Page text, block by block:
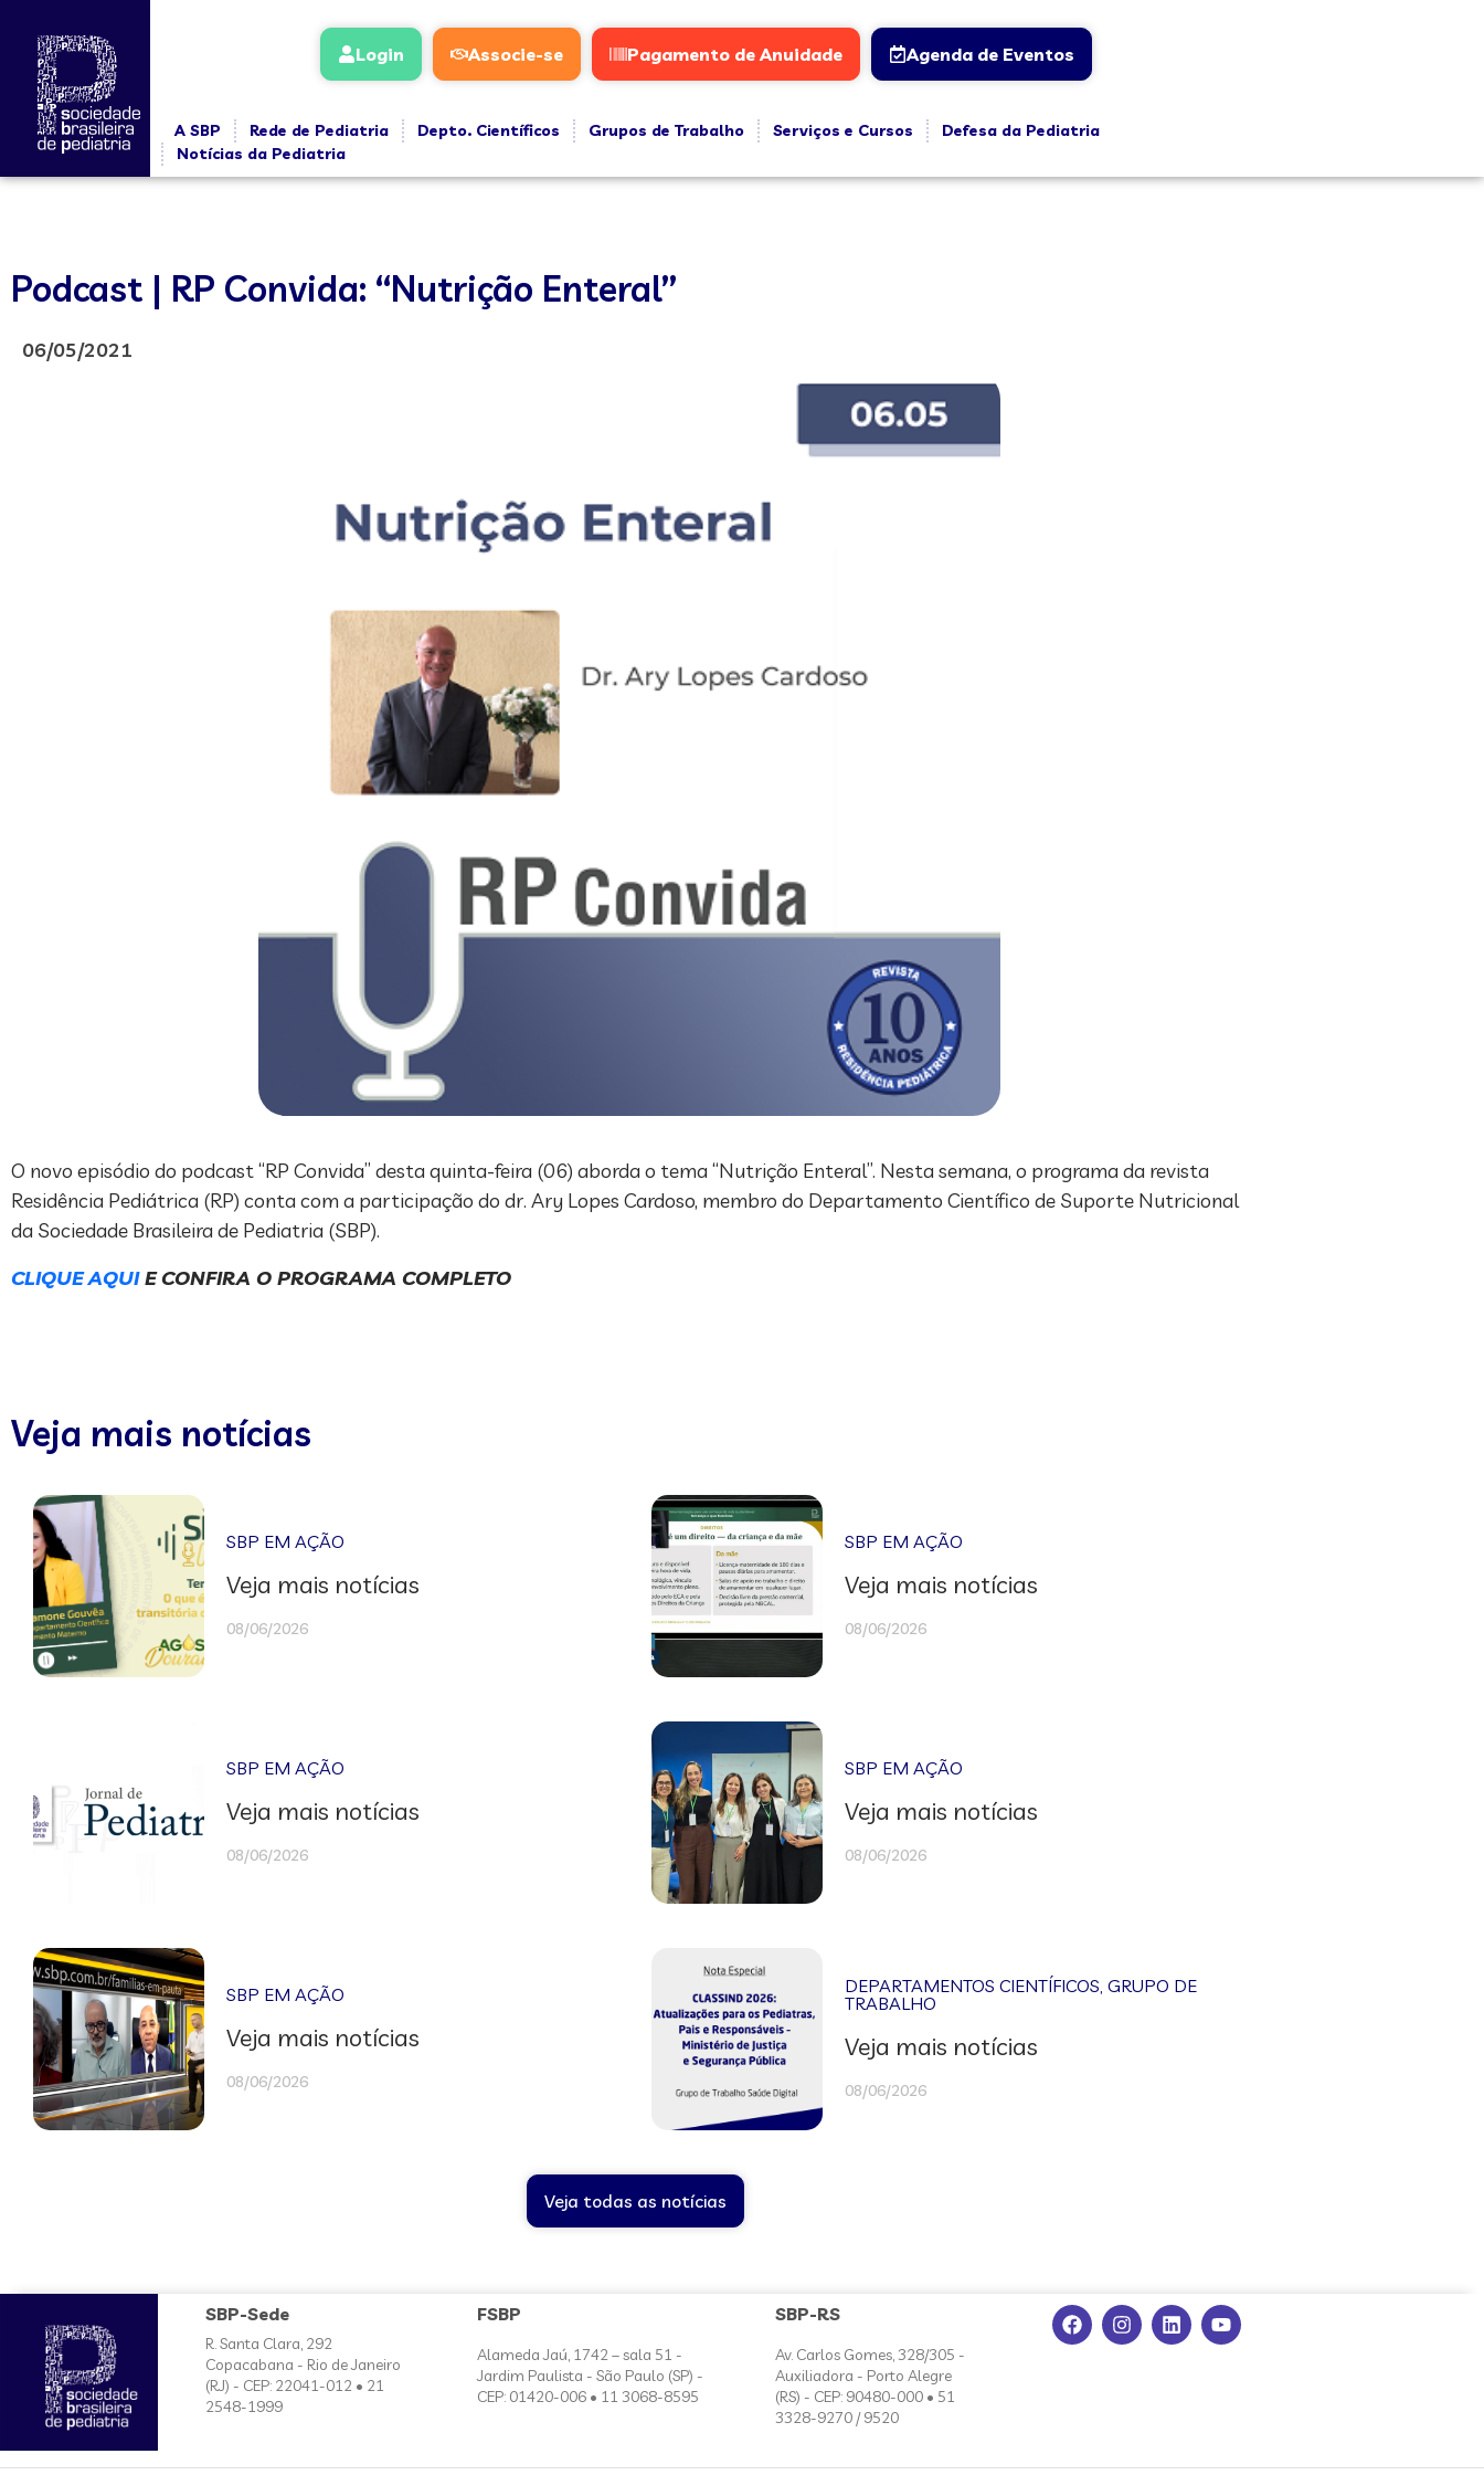
Login Associe-se Pagamento de Anuidade Agenda de Eventos
A SBP Rede de Pediatria Depto. Científicos Grupos de Trabalho Serviços e Cursos
Defesa da Pediatria
Notícias da Pediatria
Podcast | RP Convida: “Nutrição Enteral”
06/05/2021
O novo episódio do podcast “RP Convida” desta quinta-feira (06) aborda o tema “Nutrição Enteral”. Nesta semana, o programa da revista
Residência Pediátrica (RP) conta com a participação do dr. Ary Lopes Cardoso, membro do Departamento Científico de Suporte Nutricional
da Sociedade Brasileira de Pediatria (SBP).
CLIQUE AQUIE CONFIRA O PROGRAMA COMPLETO
Veja mais notícias
SBP EM AÇÃO
Veja mais notícias
08/06/2026
SBP EM AÇÃO
Veja mais notícias
08/06/2026
SBP EM AÇÃO
Veja mais notícias
08/06/2026
SBP EM AÇÃO
Veja mais notícias
08/06/2026
SBP EM AÇÃO
Veja mais notícias
08/06/2026
DEPARTAMENTOS CIENTÍFICOS ,GRUPO DE
TRABALHO
Veja mais notícias
08/06/2026
Veja todas as notícias
SBP-Sede
R. Santa Clara, 292
Copacabana - Rio de Janeiro
(RJ) - CEP: 22041-012 • 21
2548-1999
FSBP
Alameda Jaú, 1742 – sala 51 -
Jardim Paulista - São Paulo (SP) -
CEP: 01420-006 • 11 3068-8595
SBP-RS
Av. Carlos Gomes, 328/305 -
Auxiliadora - Porto Alegre
(RS) - CEP: 90480-000 • 51
3328-9270 / 9520